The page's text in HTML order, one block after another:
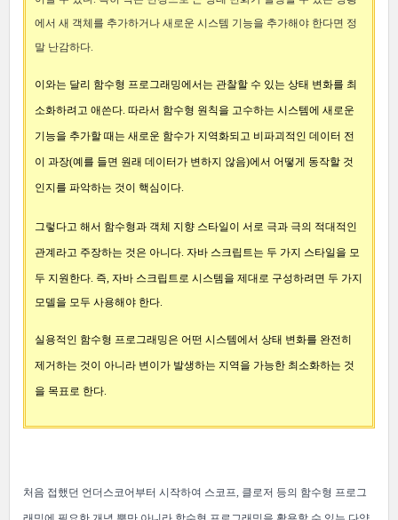
에서 새 객체를 추가하거나 새로운 시스템 기능을 추가해야 한다면 정
말 난감하다.
이와는 달리 함수형 프로그래밍에서는 관찰할 수 있는 상태 변화를 최
소화하려고 애쓴다. 따라서 함수형 원칙을 고수하는 시스템에 새로운
기능을 추가할 때는 새로운 함수가 지역화되고 비파괴적인 데이터 전
이 과장(예를 들면 원래 데이터가 변하지 않음)에서 어떻게 동작할 것
인지를 파악하는 것이 핵심이다.
그렇다고 해서 함수형과 객체 지향 스타일이 서로 극과 극의 적대적인
관계라고 주장하는 것은 아니다. 자바 스크립트는 두 가지 스타일을 모
두 지원한다. 즉, 자바 스크립트로 시스템을 제대로 구성하려면 두 가지
모델을 모두 사용해야 한다.
실용적인 함수형 프로그래밍은 어떤 시스템에서 상태 변화를 완전히
제거하는 것이 아니라 변이가 발생하는 지역을 가능한 최소화하는 것
을 목표로 한다.
처음 접했던 언더스코어부터 시작하여 스코프, 클로저 등의 함수형 프로그